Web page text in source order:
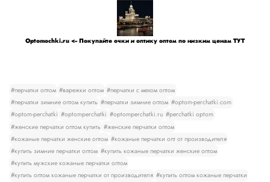
Optomochki.ru <-- Покупайте очки и оптику оптом по низким ценам ТУТ
#перчатки оптом #варежки оптом #перчатки с мехом оптом
#перчатки зимние оптом купить #перчатки зимние оптом #optom-perchatki.com
#optom-perchatki #optomperchatki #optomperchatki.ru #perchatki optom
#женские перчатки оптом купить #женские перчатки оптом
#кожаные перчатки женские оптом #кожаные перчатки опт от производителя
#купить зимние перчатки оптом #купить кожаные перчатки женские оптом
#купить мужские кожаные перчатки оптом
#купить оптом кожаные перчатки от производителя #купить оптом кожаные перчатки